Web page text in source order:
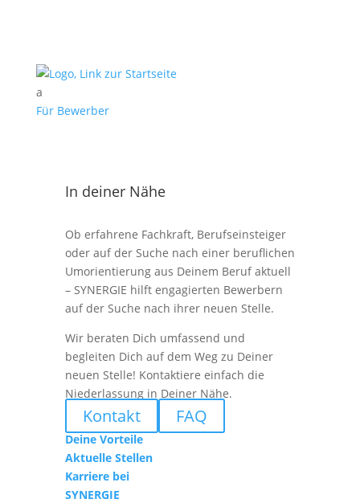
a
Für Bewerber
In deiner Nähe
Ob erfahrene Fachkraft, Berufseinsteiger
oder auf der Suche nach einer beruflichen
Umorientierung aus Deinem Beruf aktuell
– SYNERGIE hilft engagierten Bewerbern
auf der Suche nach ihrer neuen Stelle.
Wir beraten Dich umfassend und
begleiten Dich auf dem Weg zu Deiner
neuen Stelle! Kontaktiere einfach die
Niederlassung in Deiner Nähe.
Kontakt FAQ
Deine Vorteile
Aktuelle Stellen
Karriere bei
SYNERGIE